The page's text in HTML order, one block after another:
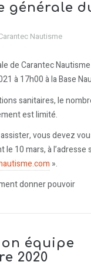
générale
Nautisme
de Carantec
à 17h00 à la Base
sanitaires, le
est limité.
vous devez
le 10 mars, à l’adresse
».
donner pouvoir
équipe
2020